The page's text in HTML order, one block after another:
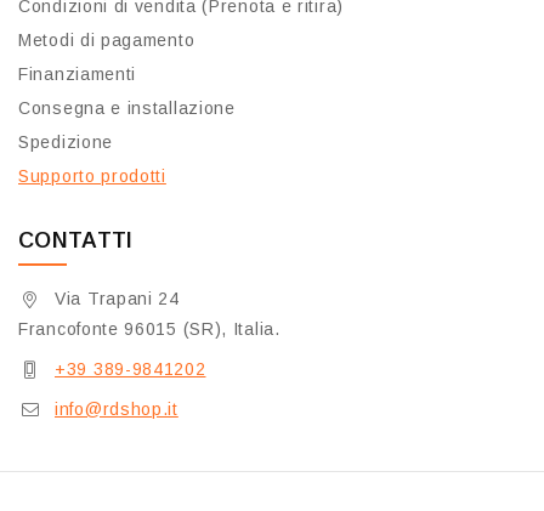
Condizioni di vendita (Prenota e ritira)
Metodi di pagamento
Finanziamenti
Consegna e installazione
Spedizione
Supporto prodotti
CONTATTI
Via Trapani 24
Francofonte 96015 (SR), Italia.
+39 389-9841202
info@rdshop.it